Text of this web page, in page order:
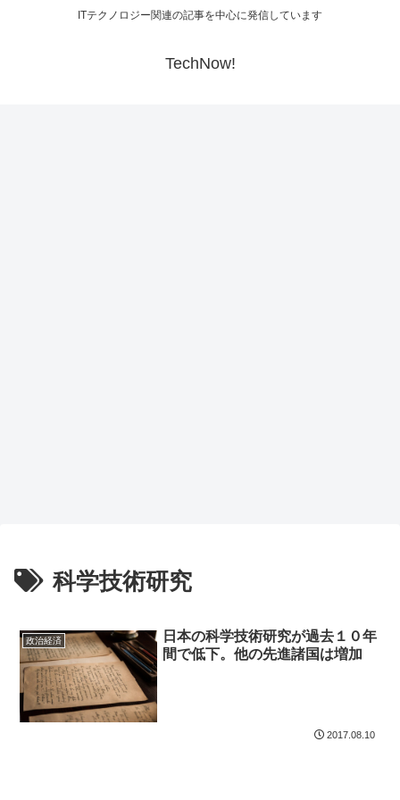
ITテクノロジー関連の記事を中心に発信しています
TechNow!
科学技術研究
政治経済
日本の科学技術研究が過去１０年
間で低下。他の先進諸国は増加
2017.08.10